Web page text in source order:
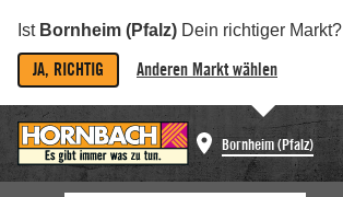
Ist Bornheim (Pfalz) Dein richtiger Markt?
JA, RICHTIG Anderen Markt wählen
Bornheim (Pfalz)